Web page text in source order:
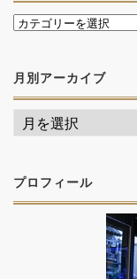
月別アーカイブ
プロフィール